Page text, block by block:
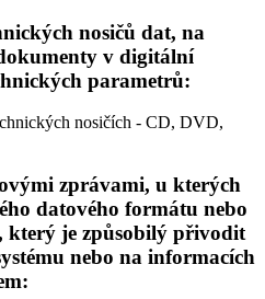
nosičů dat, na
v digitální
parametrů:
nosičích - CD, DVD,
zprávami, u kterých
datového formátu nebo
který je způsobilý přivodit
nebo na informacích